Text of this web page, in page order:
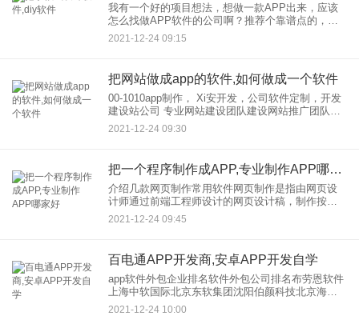
我有一个好的项目想法，想做一款APP出来，应该
怎么找做APP软件的公司啊？推荐个靠谱点的，求
推荐..？如果我想做一个APP，如何找到公司作为
APP软件？ 简单来说，价格一般在几千到十万元左
2021-12-24 09:15
把网站做成app的软件,如何做成一个软件
00-1010app制作， Xi安开发，公司软件定制，开发
建设站公司 专业网站建设团队建设网站推广团队建
设、团队推广是网站建设团队的核心工作。一方
面，团队提升和优势互补；另一方面，还有由公
2021-12-24 09:30
把一个程序制作成APP,专业制作APP哪家好
介绍几款网页制作常用软件网页制作是指由网页设
计师通过前端工程师设计的网页设计稿，制作按照
W3C规范通过语言将其转换成网页格式。制作，有
许多网页软件，其中一些适合入门级或硕士级。你
2021-12-24 09:45
百电通APP开发商,安卓APP开发自学
app软件外包企业排名软件外包公司排名布劳恩软件
上海中软国际北京东软集团沈阳伯颜科技北京海辉
软件大连百威科技上海浙江大学网新杭州奥博田杰
北京Inspur济南软通动力北京福瑞博德深圳信必优北
2021-12-24 10:00